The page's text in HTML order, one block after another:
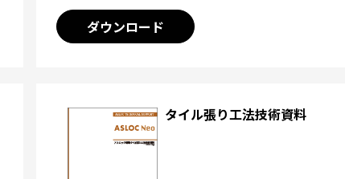
ダウンロード
タイル張り工法技術資料